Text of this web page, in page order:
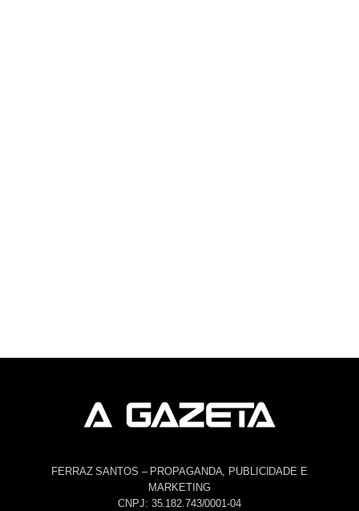
FERRAZ SANTOS – PROPAGANDA, PUBLICIDADE E
MARKETING
CNPJ: 35.182.743/0001-04